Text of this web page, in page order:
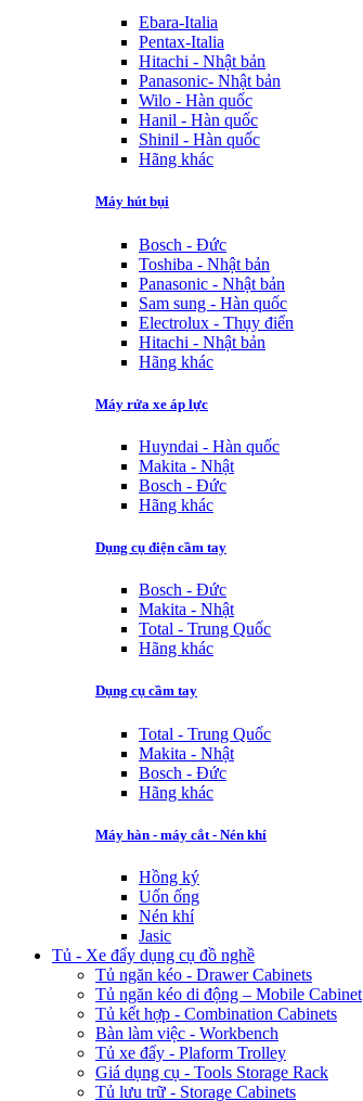
Ebara-Italia
Pentax-Italia
Hitachi - Nhật bản
Panasonic- Nhật bản
Wilo - Hàn quốc
Hanil - Hàn quốc
Shinil - Hàn quốc
Hãng khác
Máy hút bụi
Bosch - Đức
Toshiba - Nhật bản
Panasonic - Nhật bản
Sam sung - Hàn quốc
Electrolux - Thụy điển
Hitachi - Nhật bản
Hãng khác
Máy rửa xe áp lực
Huyndai - Hàn quốc
Makita - Nhật
Bosch - Đức
Hãng khác
Dụng cụ điện cầm tay
Bosch - Đức
Makita - Nhật
Total - Trung Quốc
Hãng khác
Dụng cụ cầm tay
Total - Trung Quốc
Makita - Nhật
Bosch - Đức
Hãng khác
Máy hàn - máy cắt - Nén khí
Hồng ký
Uốn ống
Nén khí
Jasic
Tủ - Xe đẩy dụng cụ đồ nghề
Tủ ngăn kéo - Drawer Cabinets
Tủ ngăn kéo di động – Mobile Cabinet
Tủ kết hợp - Combination Cabinets
Bàn làm việc - Workbench
Tủ xe đẩy - Plaform Trolley
Giá dụng cụ - Tools Storage Rack
Tủ lưu trữ - Storage Cabinets